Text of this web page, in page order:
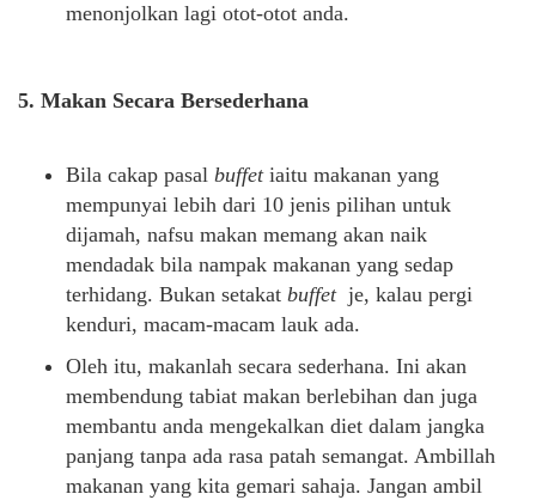
menonjolkan lagi otot-otot anda.
5. Makan Secara Bersederhana
Bila cakap pasal buffetiaitu makanan yang
mempunyai lebih dari 10 jenis pilihan untuk
dijamah, nafsu makan memang akan naik
mendadak bila nampak makanan yang sedap
terhidang. Bukan setakat buffet je, kalau pergi
kenduri, macam-macam lauk ada.
Oleh itu, makanlah secara sederhana. Ini akan
membendung tabiat makan berlebihan dan juga
membantu anda mengekalkan diet dalam jangka
panjang tanpa ada rasa patah semangat. Ambillah
makanan yang kita gemari sahaja. Jangan ambil